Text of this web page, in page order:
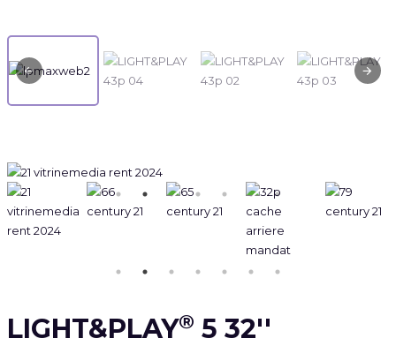
LIGHT&PLAY® 5 32''